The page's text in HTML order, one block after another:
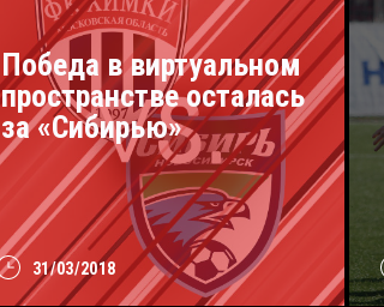
31/03/2018
Победа в виртуальном
пространстве осталась
за «Сибирью»